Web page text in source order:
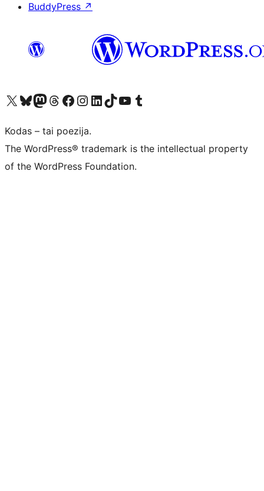
BuddyPress ↗
Visit our X (formerly Twitter) account
Apsilankykite mūsų Bluesky paskyroje
Visit our Mastodon account
Apsilankykite mūsų Threads paskyroje
Visit our Facebook page
Visit our Instagram account
Visit our LinkedIn account
Apsilankykite mūsų TikTok paskyroje
Visit our YouTube channel
Apsilankykite mūsų Tumblr paskyroje
Kodas – tai poezija.
The WordPress® trademark is the intellectual property
of the WordPress Foundation.